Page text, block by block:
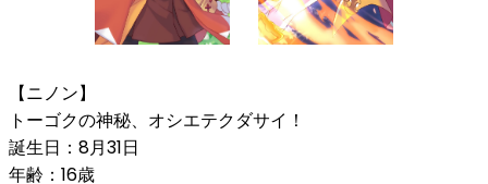
【ニノン】
トーゴクの神秘、オシエテクダサイ！
誕生日：8月31日
年齢：16歳